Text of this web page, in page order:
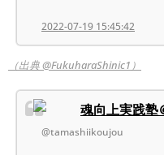
2022-07-19 15:45:42
（出典 @FukuharaShinic1）
魂向上実践塾
@tamashiikoujou